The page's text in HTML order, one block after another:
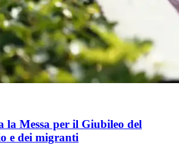
la Messa per il Giubileo del
e dei migranti